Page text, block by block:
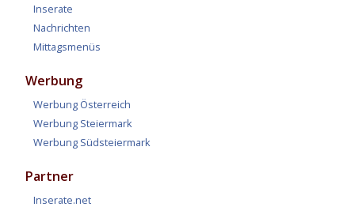
Inserate
Nachrichten
Mittagsmenüs
Werbung
Werbung Österreich
Werbung Steiermark
Werbung Südsteiermark
Partner
Inserate.net